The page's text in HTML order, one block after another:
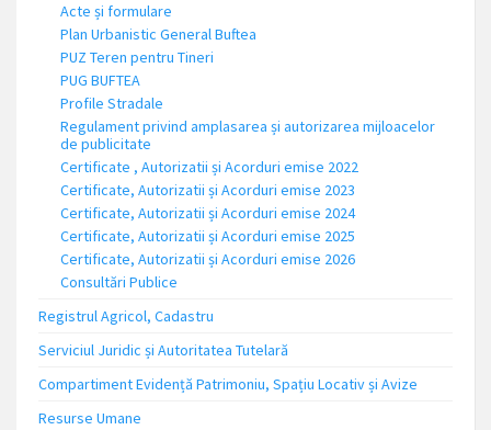
Acte și formulare
Plan Urbanistic General Buftea
PUZ Teren pentru Tineri
PUG BUFTEA
Profile Stradale
Regulament privind amplasarea și autorizarea mijloacelor
de publicitate
Certificate , Autorizatii și Acorduri emise 2022
Certificate, Autorizatii și Acorduri emise 2023
Certificate, Autorizatii și Acorduri emise 2024
Certificate, Autorizatii și Acorduri emise 2025
Certificate, Autorizatii și Acorduri emise 2026
Consultări Publice
Registrul Agricol, Cadastru
Serviciul Juridic și Autoritatea Tutelară
Compartiment Evidență Patrimoniu, Spațiu Locativ și Avize
Resurse Umane